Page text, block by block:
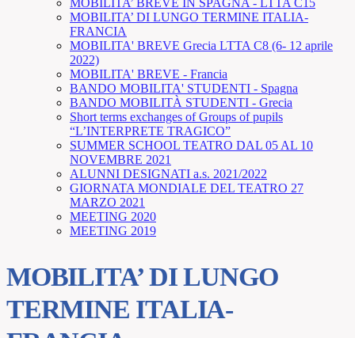
MOBILITA’ DI LUNGO TERMINE ITALIA-
FRANCIA
MOBILITA' BREVE Grecia LTTA C8 (6- 12 aprile
2022)
MOBILITA' BREVE - Francia
BANDO MOBILITA' STUDENTI - Spagna
BANDO MOBILITÀ STUDENTI - Grecia
Short terms exchanges of Groups of pupils
“L’INTERPRETE TRAGICO”
SUMMER SCHOOL TEATRO DAL 05 AL 10
NOVEMBRE 2021
ALUNNI DESIGNATI a.s. 2021/2022
GIORNATA MONDIALE DEL TEATRO 27
MARZO 2021
MEETING 2020
MEETING 2019
MOBILITA’ DI LUNGO
TERMINE ITALIA-